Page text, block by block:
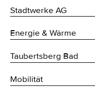
Stadtwerke AG
Energie & Wärme
Taubertsberg Bad
Mobilität